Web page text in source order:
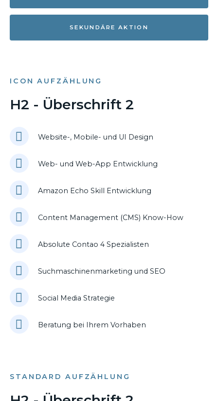
SEKUNDÄRE AKTION
ICON AUFZÄHLUNG
H2 - Überschrift 2
Website-, Mobile- und UI Design
Web- und Web-App Entwicklung
Amazon Echo Skill Entwicklung
Content Management (CMS) Know-How
Absolute Contao 4 Spezialisten
Suchmaschinenmarketing und SEO
Social Media Strategie
Beratung bei Ihrem Vorhaben
STANDARD AUFZÄHLUNG